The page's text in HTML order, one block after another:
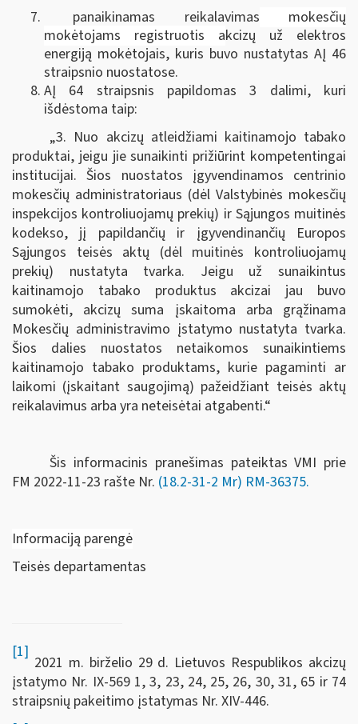
panaikinamas reikalavimas mokesčių
mokėtojams registruotis akcizų už elektros
energiją mokėtojais, kuris buvo nustatytas AĮ 46
straipsnio nuostatose.
AĮ 64 straipsnis papildomas 3 dalimi, kuri
išdėstoma taip:
„3. Nuo akcizų atleidžiami kaitinamojo tabako
produktai, jeigu jie sunaikinti prižiūrint kompetentingai
institucijai. Šios nuostatos įgyvendinamos centrinio
mokesčių administratoriaus (dėl Valstybinės mokesčių
inspekcijos kontroliuojamų prekių) ir Sąjungos muitinės
kodekso, jį papildančių ir įgyvendinančių Europos
Sąjungos teisės aktų (dėl muitinės kontroliuojamų
prekių) nustatyta tvarka. Jeigu už sunaikintus
kaitinamojo tabako produktus akcizai jau buvo
sumokėti, akcizų suma įskaitoma arba grąžinama
Mokesčių administravimo įstatymo nustatyta tvarka.
Šios dalies nuostatos netaikomos sunaikintiems
kaitinamojo tabako produktams, kurie pagaminti ar
laikomi (įskaitant saugojimą) pažeidžiant teisės aktų
reikalavimus arba yra neteisėtai atgabenti.“
Šis informacinis pranešimas pateiktas VMI prie
FM 2022-11-23 rašte Nr. (18.2-31-2 Mr) RM-36375.
Informaciją parengė
Teisės departamentas
[1]
2021 m. birželio 29 d. Lietuvos Respublikos akcizų
įstatymo Nr. IX-569 1, 3, 23, 24, 25, 26, 30, 31, 65 ir 74
straipsnių pakeitimo įstatymas Nr. XIV-446.